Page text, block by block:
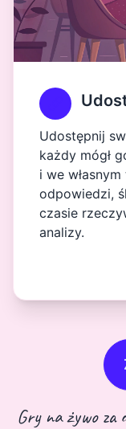
Udostępnij
każdy mógł
i we
odpowiedzi,
czasie
analizy.
Gry na żywo za